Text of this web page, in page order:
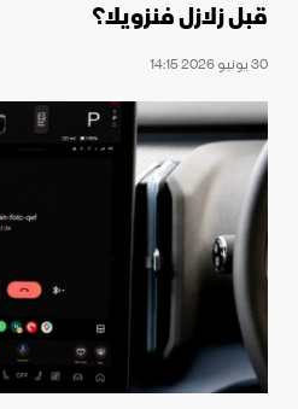
قبل زلازل فنزويلا؟
30 يونيو 2026 14:15